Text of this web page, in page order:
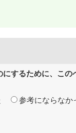
するために、こ
参考にならなか